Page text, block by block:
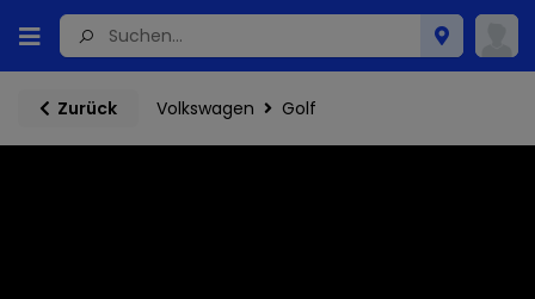
Zurück Volkswagen Golf